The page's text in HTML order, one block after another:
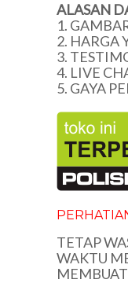
ALASAN
1.
2. HARGA
3.
4. LIVE
5. GAYA
TETAP
WAKTU